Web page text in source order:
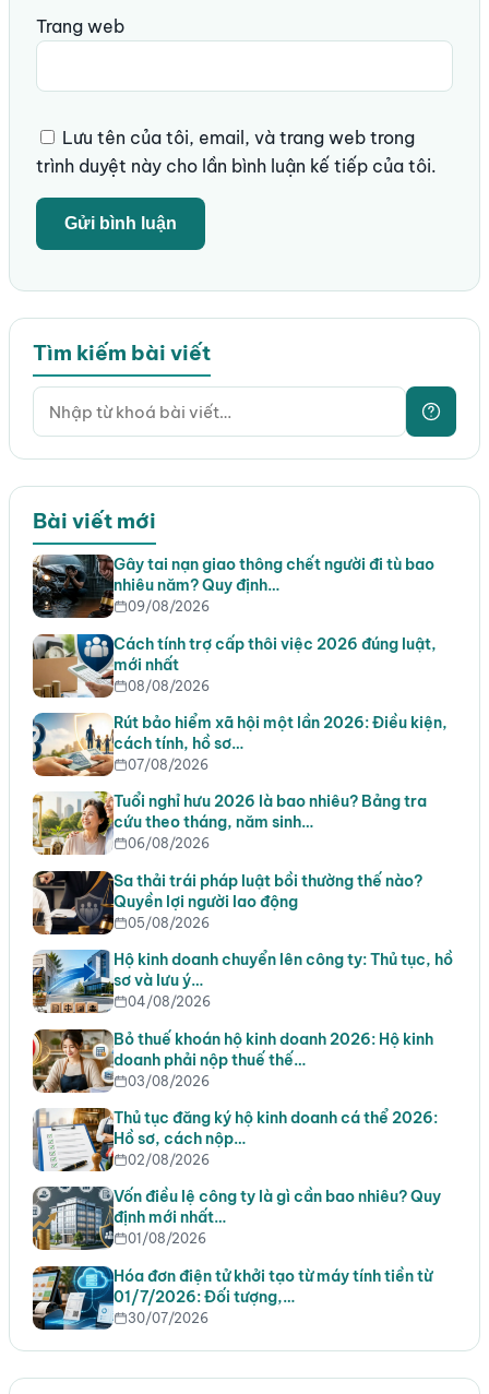
Trang web
Lưu tên của tôi, email, và trang web trong
trình duyệt này cho lần bình luận kế tiếp của tôi.
Tìm kiếm bài viết
Bài viết mới
Gây tai nạn giao thông chết người đi tù bao
nhiêu năm? Quy định…
09/08/2026
Cách tính trợ cấp thôi việc 2026 đúng luật,
mới nhất
08/08/2026
Rút bảo hiểm xã hội một lần 2026: Điều kiện,
cách tính, hồ sơ…
07/08/2026
Tuổi nghỉ hưu 2026 là bao nhiêu? Bảng tra
cứu theo tháng, năm sinh…
06/08/2026
Sa thải trái pháp luật bồi thường thế nào?
Quyền lợi người lao động
05/08/2026
Hộ kinh doanh chuyển lên công ty: Thủ tục, hồ
sơ và lưu ý…
04/08/2026
Bỏ thuế khoán hộ kinh doanh 2026: Hộ kinh
doanh phải nộp thuế thế…
03/08/2026
Thủ tục đăng ký hộ kinh doanh cá thể 2026:
Hồ sơ, cách nộp…
02/08/2026
Vốn điều lệ công ty là gì cần bao nhiêu? Quy
định mới nhất…
01/08/2026
Hóa đơn điện tử khởi tạo từ máy tính tiền từ
01/7/2026: Đối tượng,…
30/07/2026